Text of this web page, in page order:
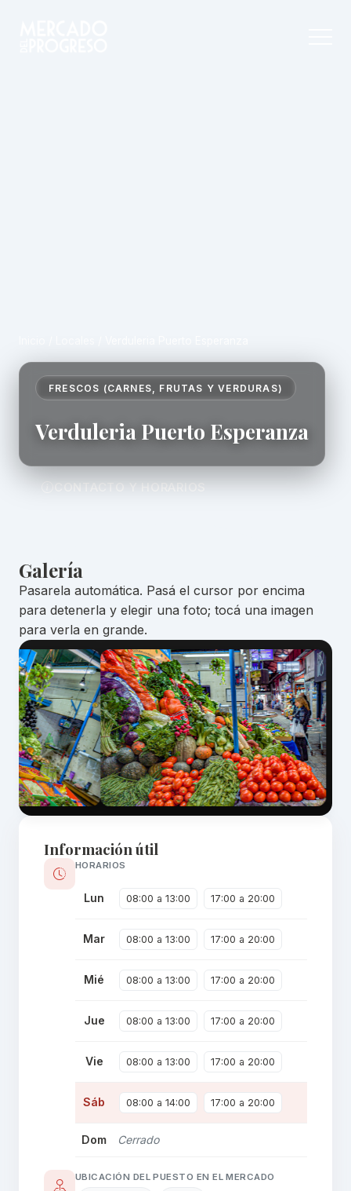
FRESCOS (CARNES, FRUTAS Y VERDURAS)
Verduleria Puerto Esperanza
CONTACTO Y HORARIOS
Galería
Pasarela automática. Pasá el cursor por encima
para detenerla y elegir una foto; tocá una imagen
para verla en grande.
Información útil
HORARIOS
Lun 08:00 a 13:00 17:00 a 20:00
Mar 08:00 a 13:00 17:00 a 20:00
Mié 08:00 a 13:00 17:00 a 20:00
Jue 08:00 a 13:00 17:00 a 20:00
Vie 08:00 a 13:00 17:00 a 20:00
Sáb 08:00 a 14:00 17:00 a 20:00
Dom Cerrado
UBICACIÓN DEL PUESTO EN EL MERCADO